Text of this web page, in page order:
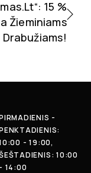
15 %
Žieminiams
Drabužiams!
-
- 19:00,
10:00
- 14:00